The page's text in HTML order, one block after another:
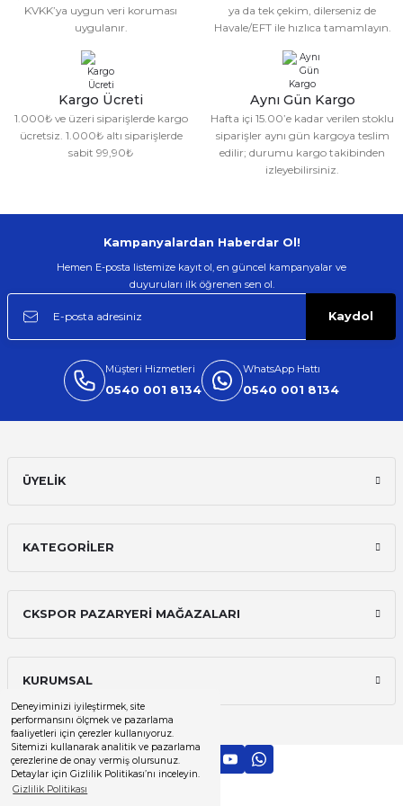
Deneyiminizi iyileştirmek, site
performansını ölçmek ve pazarlama
faaliyetleri için çerezler kullanıyoruz.
Sitemizi kullanarak analitik ve pazarlama
çerezlerine de onay vermiş olursunuz.
Detaylar için Gizlilik Politikası’nı inceleyin.
Gizlilik Politikası
Bu ürüne benzer farklı alternatifler olmalı.
Gönder
KVKK’ya uygun veri koruması
uygulanır.
ya da tek çekim, dilerseniz de
Havale/EFT ile hızlıca tamamlayın.
Kargo Ücreti
1.000₺ ve üzeri siparişlerde kargo
ücretsiz. 1.000₺ altı siparişlerde
sabit 99,90₺
Aynı Gün Kargo
Hafta içi 15.00’e kadar verilen stoklu
siparişler aynı gün kargoya teslim
edilir; durumu kargo takibinden
izleyebilirsiniz.
Kampanyalardan Haberdar Ol!
Hemen E-posta listemize kayıt ol, en güncel kampanyalar ve
duyuruları ilk öğrenen sen ol.
Kaydol
Müşteri Hizmetleri
0540 001 8134
WhatsApp Hattı
0540 001 8134
ÜYELİK
KATEGORİLER
CKSPOR PAZARYERİ MAĞAZALARI
KURUMSAL